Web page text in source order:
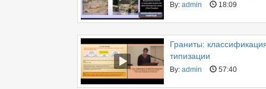
By: admin 18:09
Граниты:
типизации
By: admin 57:40